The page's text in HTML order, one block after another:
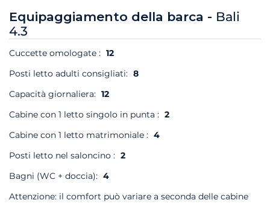
Equipaggiamento della barca - Bali
4.3
Cuccette omologate : 12
Posti letto adulti consigliati: 8
Capacità giornaliera: 12
Cabine con 1 letto singolo in punta : 2
Cabine con 1 letto matrimoniale : 4
Posti letto nel saloncino : 2
Bagni (WC + doccia): 4
Attenzione: il comfort può variare a seconda delle cabine